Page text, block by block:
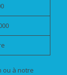
ou à notre